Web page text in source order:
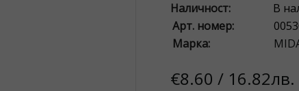
Наличност:
В
Арт. номер:
Марка:
€8.60 / 16.82лв.